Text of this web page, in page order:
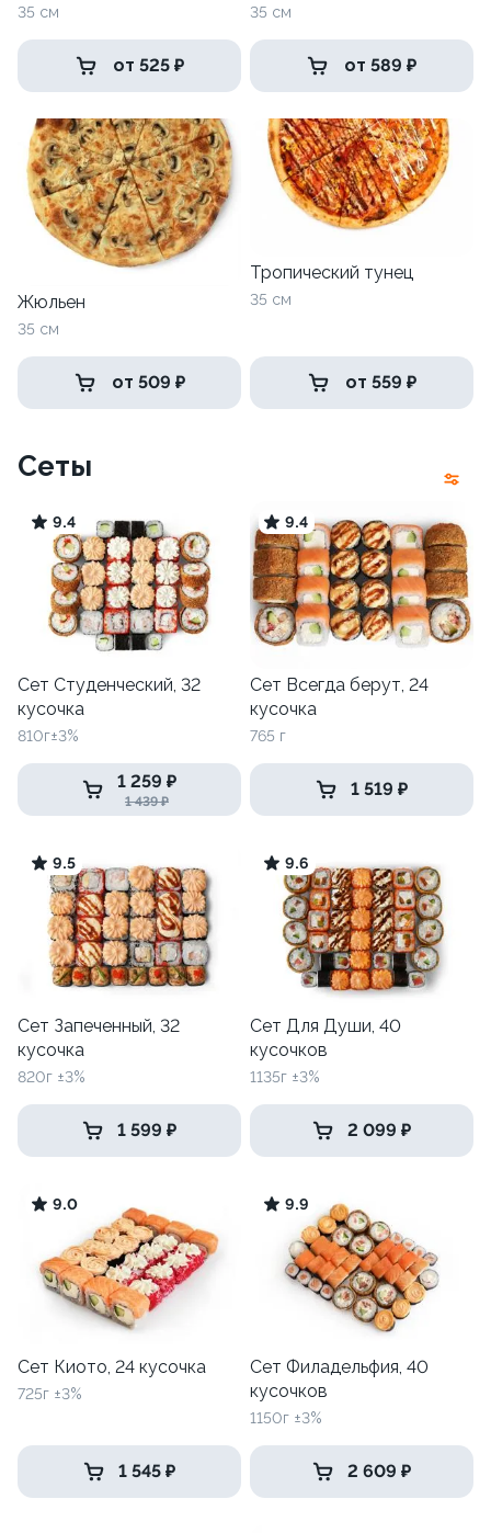
35 см
от 525 ₽
35 см
от 589 ₽
Жюльен
35 см
от 509 ₽
Тропический тунец
35 см
от 559 ₽
Сеты
9.4
Сет Студенческий, 32
кусочка
810г±3%
1 259 ₽
1 439 ₽
9.4
Сет Всегда берут, 24
кусочка
765 г
1 519 ₽
9.5
Сет Запеченный, 32
кусочка
820г ±3%
1 599 ₽
9.6
Сет Для Души, 40
кусочков
1135г ±3%
2 099 ₽
9.0
Сет Киото, 24 кусочка
725г ±3%
1 545 ₽
9.9
Сет Филадельфия, 40
кусочков
1150г ±3%
2 609 ₽